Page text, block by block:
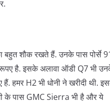
बहुत शौक रखते हैं. उनके पास पोर्से
है. इसके अलावा ऑडी Q7 भी
हमर H2 भी धोनी ने खरीदी थी.
के पास GMC Sierra भी है और ये